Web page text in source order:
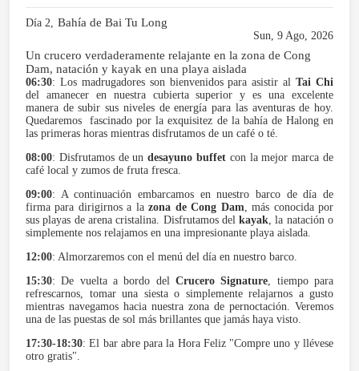
Día 2, Bahía de Bai Tu Long
Sun, 9 Ago, 2026
Un crucero verdaderamente relajante en la zona de Cong
Dam, natación y kayak en una playa aislada
06:30: Los madrugadores son bienvenidos para asistir alTai Chi
del amanecer en nuestra cubierta superior y es una excelente
manera de subir sus niveles de energía para las aventuras de hoy.
Quedaremos fascinado por la exquisitez de la bahía de Halong en
las primeras horas mientras disfrutamos de un café o té.
08:00: Disfrutamos de undesayuno buffet con la mejor marca de
café local y zumos de fruta fresca.
09:00: A continuación embarcamos en nuestro barco de día de
firma para dirigirnos a lazona de Cong Dam, más conocida por
sus playas de arena cristalina. Disfrutamos delkayak, la natación o
simplemente nos relajamos en una impresionante playa aislada.
12:00: Almorzaremos con el menú del día en nuestro barco.
15:30: De vuelta a bordo del Crucero Signature, tiempo para
refrescarnos, tomar una siesta o simplemente relajarnos a gusto
mientras navegamos hacia nuestra zona de pernoctación. Veremos
una de las puestas de sol más brillantes que jamás haya visto.
17:30-18:30: El bar abre para la Hora Feliz "Compre uno y llévese
otro gratis".